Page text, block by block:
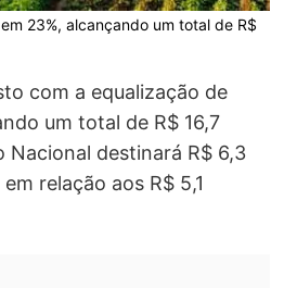
23%, alcançando um total de R$
com a equalização de
um total de R$ 16,7
Nacional destinará R$ 6,3
relação aos R$ 5,1